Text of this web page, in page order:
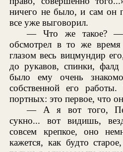
ничего не было, и сам он
все уже выговорил.
— Что же такое? —
обсмотрел в то же время
глазом весь вицмундир
до рукавов, спинки,
было ему очень
собственной его
портных: это первое, что
— А я вот того,
сукно... вот видишь,
совсем крепкое, оно
кажется, как будто